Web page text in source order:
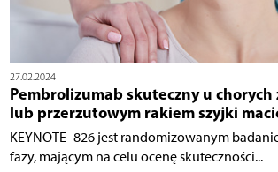
27.02.2024
Pembrolizumab skuteczny u
lub przerzutowym rakiem szyjki
KEYNOTE- 826 jest randomizowanym
fazy, mającym na celu ocenę skuteczności...